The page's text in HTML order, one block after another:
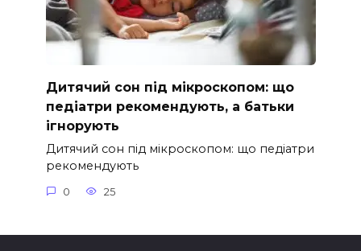
Дитячий сон під мікроскопом: що
педіатри рекомендують, а батьки
ігнорують
Дитячий сон під мікроскопом: що педіатри
рекомендують
0 25